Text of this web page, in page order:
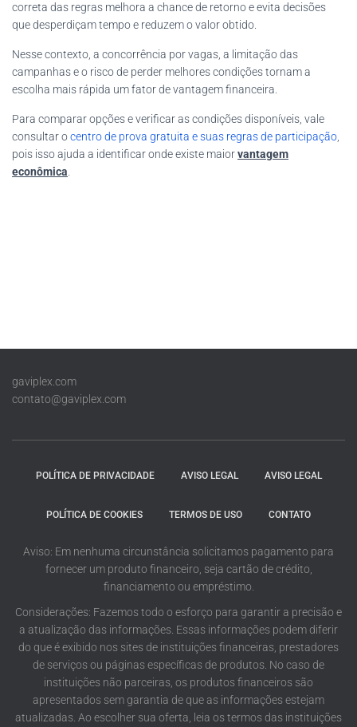
correta das regras melhora a chance de retorno e evita decisões
que desperdiçam tempo e reduzem o valor obtido.
Nesse contexto, a concorrência por vagas, a limitação das
campanhas e o risco de perder melhores condições tornam a
escolha mais rápida um fator de vantagem financeira.
Para comparar opções e verificar as condições disponíveis, vale
consultar ocentro de prova gratuita e suas regras de participação
pois isso ajuda a identificar onde existe maiorvantagem
econômica
gaviplex.com
contato@gaviplex.com
POLÍTICA DE PRIVACIDADE AVISO LEGAL AVISO LEGAL
POLÍTICA DE COOKIES TERMOS DE USO CONTATO
Aviso: Em nenhuma circunstância solicitamos pagamento para
fornecer um produto financeiro, seja cartão de crédito,
financiamento ou empréstimo.
Considerações: Fazemos todo o esforço para garantir a precisão e
a atualização das informações. Essas informações podem diferir
do que é exibido nos sites de instituições financeiras, prestadores
de serviços ou páginas específicas de produtos. No caso de
instituições não parceiras, os produtos financeiros são
apresentados sem garantia de que as informações estejam
atualizadas. Ao escolher sua oferta, leia os termos das instituições